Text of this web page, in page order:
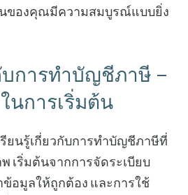
นของคุณมีความสมบูรณ์แบบยิ่ง
บการทำบัญชีภาษี –
นการเริ่มต้น
ยนรู้เกี่ยวกับการทำบัญชีภาษีที่
เริ่มต้นจากการจัดระเบียบ
ข้อมูลให้ถูกต้อง และการใช้